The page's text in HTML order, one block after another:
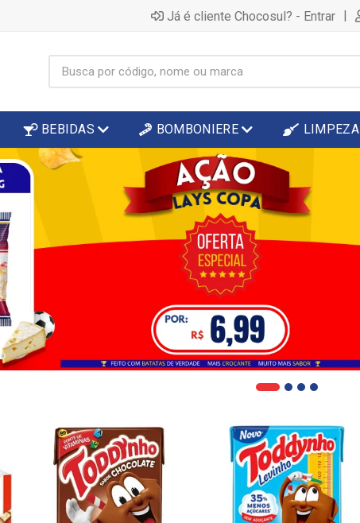
Já é cliente Chocosul? - Entrar |
BEBIDAS BOMBONIERE LIMPEZA